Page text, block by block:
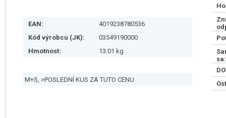
EAN:
4019238780536
Kód výrobcu (JK):
03549190000
Hmotnost:
13.01 kg
M+S, >POSLEDNÍ KUS ZA TUTO CENU
sa: